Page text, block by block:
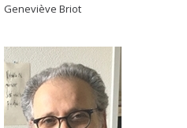
Geneviève Briot